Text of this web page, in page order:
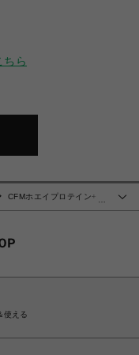
ちら
CFMホエイプロテイン+ホ
使える